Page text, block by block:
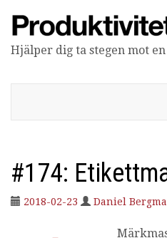
Hjälper dig ta stegen mot
#174:
2018-02-23 Daniel